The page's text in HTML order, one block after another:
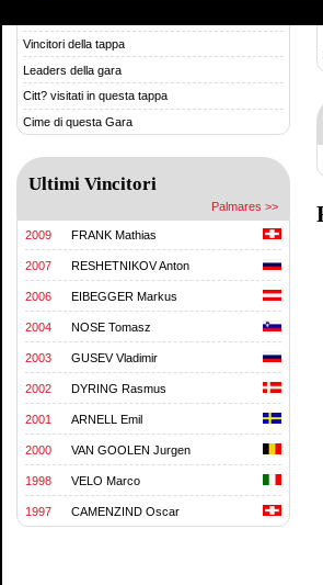
Vincitori della tappa
Leaders della gara
Citt? visitati in questa tappa
Cime di questa Gara
Ultimi Vincitori
Palmares >>
2009 FRANK Mathias
2007 RESHETNIKOV Anton
2006 EIBEGGER Markus
2004 NOSE Tomasz
2003 GUSEV Vladimir
2002 DYRING Rasmus
2001 ARNELL Emil
2000 VAN GOOLEN Jurgen
1998 VELO Marco
1997 CAMENZIND Oscar